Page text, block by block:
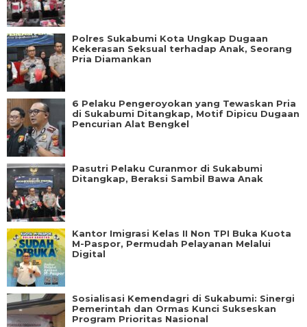
Polres Sukabumi Kota Ungkap Dugaan
Kekerasan Seksual terhadap Anak, Seorang
Pria Diamankan
6 Pelaku Pengeroyokan yang Tewaskan Pria
di Sukabumi Ditangkap, Motif Dipicu Dugaan
Pencurian Alat Bengkel
Pasutri Pelaku Curanmor di Sukabumi
Ditangkap, Beraksi Sambil Bawa Anak
Kantor Imigrasi Kelas II Non TPI Buka Kuota
M-Paspor, Permudah Pelayanan Melalui
Digital
Sosialisasi Kemendagri di Sukabumi: Sinergi
Pemerintah dan Ormas Kunci Sukseskan
Program Prioritas Nasional